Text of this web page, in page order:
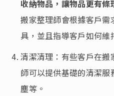
收納物品，讓物品更有
搬家整理師會根據客戶
具，並且指導客戶如何維
清潔清理：有些客戶在
師可以提供基礎的清潔
塵等。